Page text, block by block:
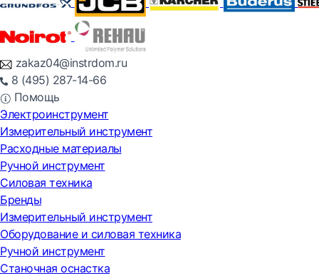
zakaz04@instrdom.ru
8 (495) 287-14-66
Помощь
Электроинструмент
Измерительный инструмент
Расходные материалы
Ручной инструмент
Силовая техника
Бренды
Измерительный инструмент
Оборудование и силовая техника
Ручной инструмент
Станочная оснастка